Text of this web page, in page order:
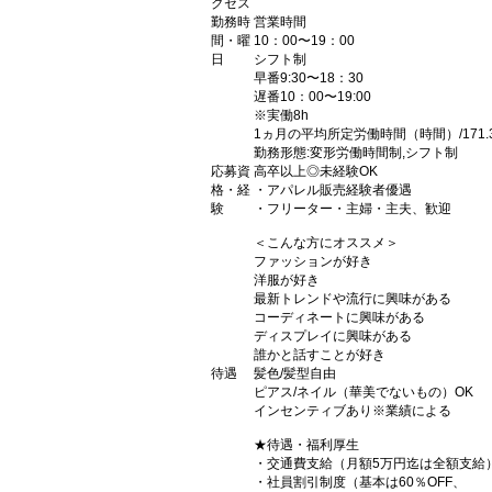
クセス
勤務時
間・曜
日
営業時間
10：00〜19：00
シフト制
早番9:30〜18：30
遅番10：00〜19:00
※実働8h
1ヵ月の平均所定労働時間（時間）/
勤務形態:変形労働時間制,シフト制
応募資
格・経
験
高卒以上◎未経験OK
・アパレル販売経験者優遇
・フリーター・主婦・主夫、歓迎
＜こんな方にオススメ＞
ファッションが好き
洋服が好き
最新トレンドや流行に興味がある
コーディネートに興味がある
ディスプレイに興味がある
誰かと話すことが好き
待遇
髪色/髪型自由
ピアス/ネイル（華美でないもの）OK
インセンティブあり※業績による
★待遇・福利厚生
・交通費支給（月額5万円迄は全額支給
・社員割引制度（基本は60％OFF、